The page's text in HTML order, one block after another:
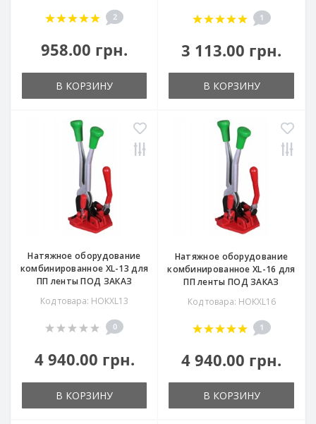
2
958.00 грн.
В КОРЗИНУ
1
3 113.00 грн.
В КОРЗИНУ
Натяжное оборудование
комбинированное XL-13 для
ПП ленты ПОД ЗАКАЗ
Код товара: НОКXL13
0
4 940.00 грн.
В КОРЗИНУ
Натяжное оборудование
комбинированное XL-16 для
ПП ленты ПОД ЗАКАЗ
Код товара: НОКXL16
1
4 940.00 грн.
В КОРЗИНУ